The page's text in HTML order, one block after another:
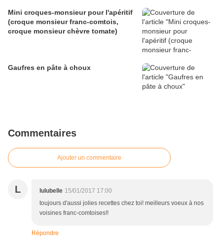
Mini croques-monsieur pour l'apéritif
(croque monsieur franc-comtois,
croque monsieur chèvre tomate)
Gaufres en pâte à choux
Commentaires
Ajouter un commentaire
L lulubelle 15/01/2017 17:00
toujours d'aussi jolies recettes chez toi! meilleurs voeux à nos
voisines franc-comtoises!!
Répondre